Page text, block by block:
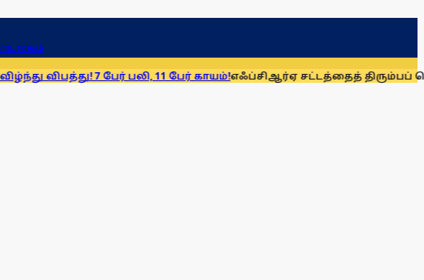
உலகம்
7 பேர் பலி, 11 பேர் காயம்!எஃப்சிஆர்ஏ சட்டத்தைத் திரும்பப் பெறுக: